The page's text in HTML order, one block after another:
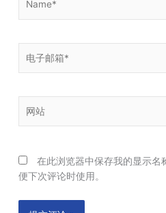
子
箱
站
在此浏览器中保存我的显示名
便下次评论时使用。